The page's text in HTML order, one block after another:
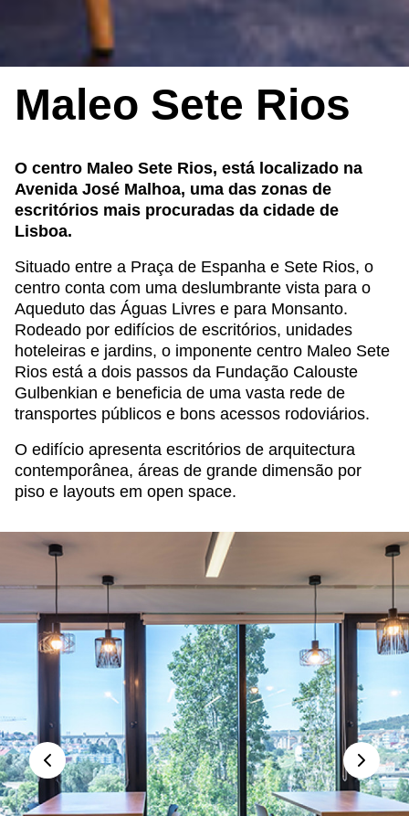
Lorem ipsum
consectetur
Explicabo
cumque quasi
hic animi. Quis
Maleo Sete Rios
O centro Maleo Sete Rios, está localizado na
Avenida José Malhoa, uma das zonas de
escritórios mais procuradas da cidade de
Lisboa.
Situado entre a Praça de Espanha e Sete Rios, o
centro conta com uma deslumbrante vista para o
Aqueduto das Águas Livres e para Monsanto.
Rodeado por edifícios de escritórios, unidades
hoteleiras e jardins, o imponente centro Maleo Sete
Rios está a dois passos da Fundação Calouste
Gulbenkian e beneficia de uma vasta rede de
transportes públicos e bons acessos rodoviários.
O edifício apresenta escritórios de arquitectura
contemporânea, áreas de grande dimensão por
piso e layouts em open space.